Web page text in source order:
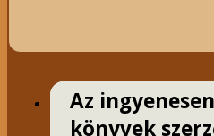
Az
könyvek